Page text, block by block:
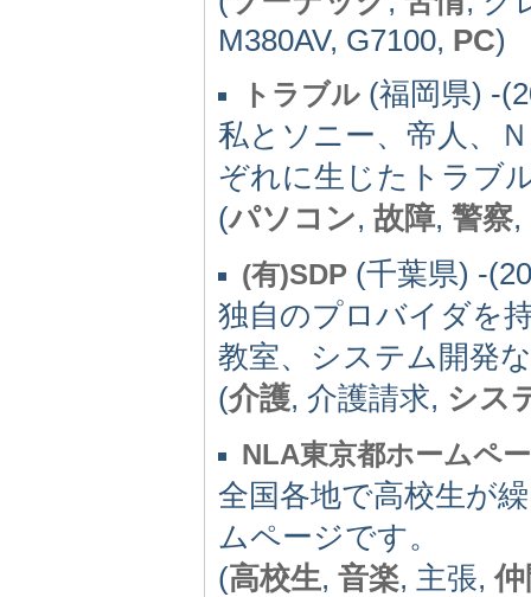
M380AV, G7100, PC)
トラブル (福岡県) -
私とソニー、帝人、
ぞれに生じたトラブ
(パソコン, 故障, 警察,
(有)SDP (千葉県) -
独自のプロバイダを
教室、システム開発
(介護, 介護請求, シス
NLA東京都ホームペ
全国各地で高校生が
ムページです。
(高校生, 音楽, 主張,